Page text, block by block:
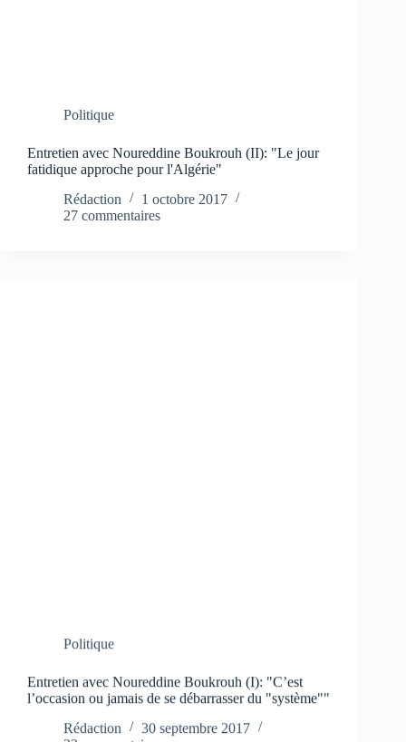
Politique
Entretien avec Noureddine Boukrouh (II): "Le jour
fatidique approche pour l'Algérie"
Rédaction
1 octobre 2017
27 commentaires
Politique
Entretien avec Noureddine Boukrouh (I): "C’est
l’occasion ou jamais de se débarrasser du "système""
Rédaction
30 septembre 2017